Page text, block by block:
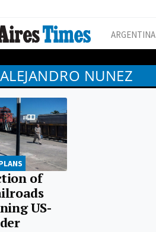
ARGENTINA
NUNEZ
of
US-